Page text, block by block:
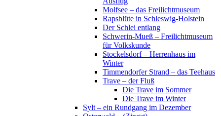
Molfsee – das Freilichtmuseum
Rapsblüte in Schleswig-Holstein
Der Schlei entlang
Schwerin-Mueß – Freilichtmuseum
für Volkskunde
Stockelsdorf – Herrenhaus im
Winter
Timmendorfer Strand – das Teehaus
Trave – der Fluß
Die Trave im Sommer
Die Trave im Winter
Sylt – ein Rundgang im Dezember